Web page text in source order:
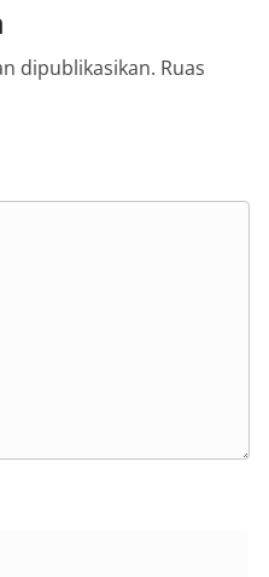
dipublikasikan. Ruas